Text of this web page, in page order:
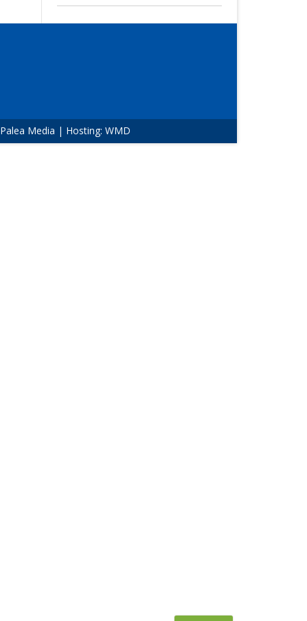
Palea Media | Hosting: WMD